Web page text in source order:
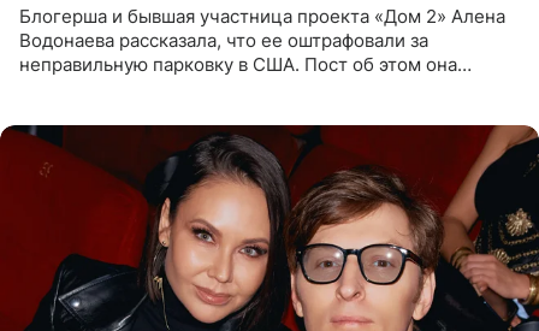
Блогерша и бывшая участница проекта «Дом 2» Алена
Водонаева рассказала, что ее оштрафовали за
неправильную парковку в США. Пост об этом она